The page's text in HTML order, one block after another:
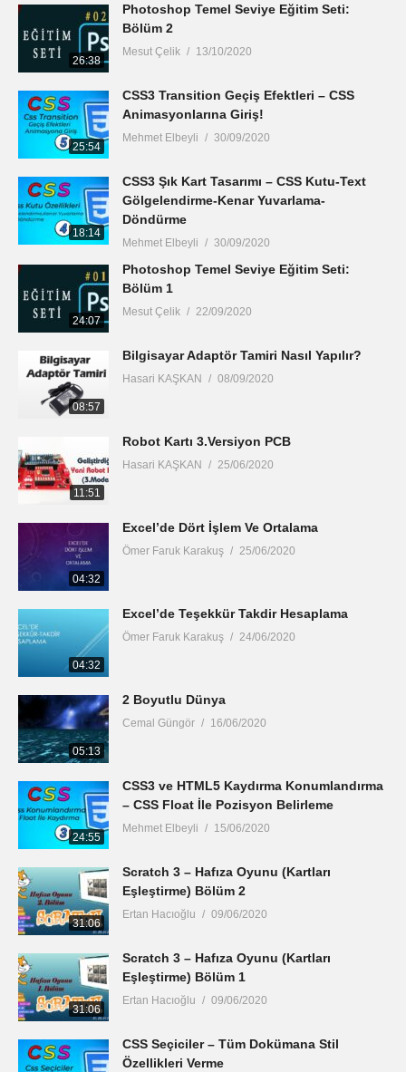
26:38
Photoshop Temel Seviye Eğitim Seti:
Bölüm 2
Mesut Çelik 13/10/2020
25:54
CSS3 Transition Geçiş Efektleri – CSS
Animasyonlarına Giriş!
Mehmet Elbeyli 30/09/2020
18:14
CSS3 Şık Kart Tasarımı – CSS Kutu-Text
Gölgelendirme-Kenar Yuvarlama-
Döndürme
Mehmet Elbeyli 30/09/2020
24:07
Photoshop Temel Seviye Eğitim Seti:
Bölüm 1
Mesut Çelik 22/09/2020
08:57
Bilgisayar Adaptör Tamiri Nasıl Yapılır?
Hasari KAŞKAN 08/09/2020
11:51
Robot Kartı 3.Versiyon PCB
Hasari KAŞKAN 25/06/2020
04:32
Excel’de Dört İşlem Ve Ortalama
Ömer Faruk Karakuş 25/06/2020
04:32
Excel’de Teşekkür Takdir Hesaplama
Ömer Faruk Karakuş 24/06/2020
05:13
2 Boyutlu Dünya
Cemal Güngör 16/06/2020
24:55
CSS3 ve HTML5 Kaydırma Konumlandırma
– CSS Float İle Pozisyon Belirleme
Mehmet Elbeyli 15/06/2020
31:06
Scratch 3 – Hafıza Oyunu (Kartları
Eşleştirme) Bölüm 2
Ertan Hacıoğlu 09/06/2020
31:06
Scratch 3 – Hafıza Oyunu (Kartları
Eşleştirme) Bölüm 1
Ertan Hacıoğlu 09/06/2020
CSS Seçiciler – Tüm Dokümana Stil
Özellikleri Verme